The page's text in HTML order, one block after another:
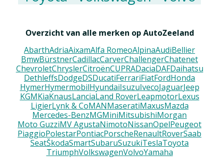
Overzicht van alle merken op AutoZeeland
AbarthAdriaAixamAlfa RomeoAlpinaAudiBellier
BmwBürstnerCadillacCarverChallengerChatenet
ChevroletChryslerCitroënCUPRADaciaDAFDaihatsu
DethleffsDodgeDSDucatiFerrariFiatFordHonda
HymerHymermobilHyundaiIsuzuIvecoJaguarJeep
KGMKiaKnausLanciaLand RoverLeapmotorLexus
LigierLynk & CoMANMaseratiMaxusMazda
Mercedes-BenzMGMiniMitsubishiMorgan
Moto GuzziMV AgustaNimotoNissanOpelPeugeot
PiaggioPolestarPontiacPorscheRenaultRoverSaab
SeatŠkodaSmartSubaruSuzukiTeslaToyota
TriumphVolkswagenVolvoYamaha